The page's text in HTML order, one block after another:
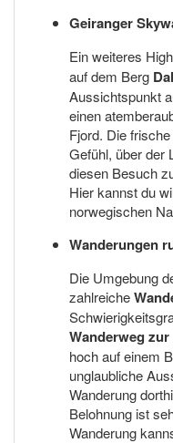
Geiranger
Ein weiteres
auf dem Berg
Aussichtspunkt
einen
Fjord. Die
Gefühl, über der
diesen Besuch
Hier kannst du
norwegischen
Wanderungen
Die Umgebung
zahlreiche
Wanderweg
hoch auf einem
unglaubliche
Wanderung
Belohnung ist
Wanderung